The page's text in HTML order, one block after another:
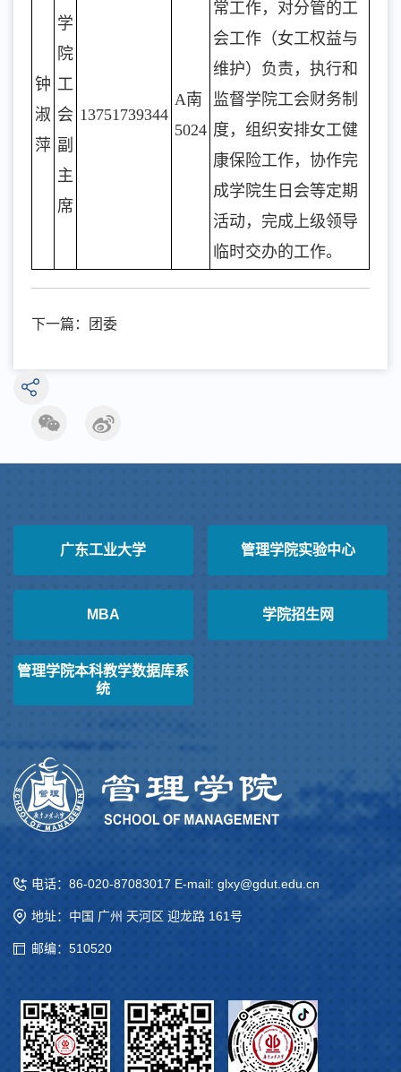
钟
淑
萍
学
院
工
会
副
主
席
13751739344
A南
5024
常工作，对分管的工
会工作（女工权益与
维护）负责，执行和
监督学院工会财务制
度，组织安排女工健
康保险工作，协作完
成学院生日会等定期
活动，完成上级领导
临时交办的工作。
下一篇： 团委
广东工业大学 管理学院实验中心
MBA 学院招生网
管理学院本科教学数据库系
统
电话：86-020-87083017 E-mail: glxy@gdut.edu.cn
地址：中国 广州 天河区 迎龙路 161号
邮编：510520